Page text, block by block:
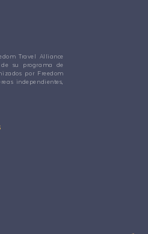
Travel Alliance
su programa de
por Freedom
independientes,